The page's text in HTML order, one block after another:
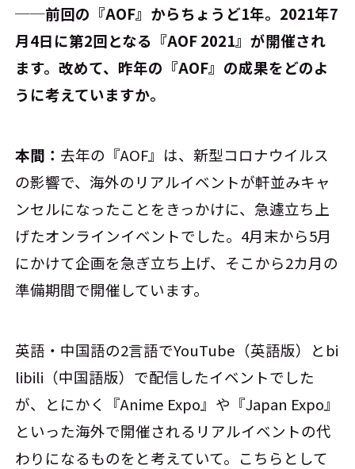
──前回の『AOF』からちょうど1年。2021年7
月4日に第2回となる『AOF 2021』が開催され
ます。改めて、昨年の『AOF』の成果をどのよ
うに考えていますか。
本間： 去年の『AOF』は、新型コロナウイルス
の影響で、海外のリアルイベントが軒並みキャ
ンセルになったことをきっかけに、急遽立ち上
げたオンラインイベントでした。4月末から5月
にかけて企画を急ぎ立ち上げ、そこから2カ月の
準備期間で開催しています。
英語・中国語の2言語でYouTube（英語版）とbi
libili（中国語版）で配信したイベントでした
が、とにかく『Anime Expo』や『Japan Expo』
といった海外で開催されるリアルイベントの代
わりになるものをと考えていて。こちらとして